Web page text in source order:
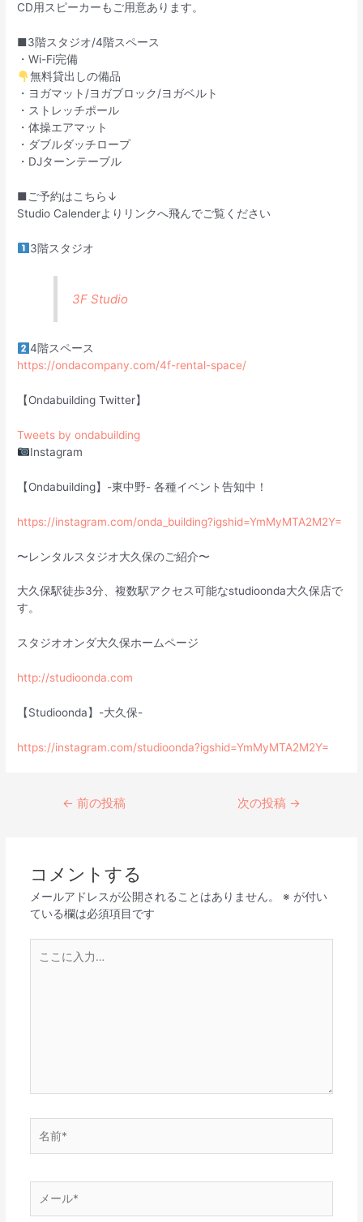
CD用スピーカーもご用意あります。
■3階スタジオ/4階スペース
・Wi-Fi完備
無料貸出しの備品
・ヨガマット/ヨガブロック/ヨガベルト
・ストレッチポール
・体操エアマット
・ダブルダッチロープ
・DJターンテーブル
■ご予約はこちら↓
Studio Calenderよりリンクへ飛んでご覧ください
3階スタジオ
3F Studio
4階スペース
https://ondacompany.com/4f-rental-space/
【Ondabuilding Twitter】
Tweets by ondabuilding
Instagram
【Ondabuilding】-東中野- 各種イベント告知中！
https://instagram.com/onda_building?igshid=YmMyMTA2M2Y=
〜レンタルスタジオ大久保のご紹介〜
大久保駅徒歩3分、複数駅アクセス可能なstudioonda大久保店で
す。
スタジオオンダ大久保ホームページ
http://studioonda.com
【Studioonda】-大久保-
https://instagram.com/studioonda?igshid=YmMyMTA2M2Y=
← 前の投稿 次の投稿 →
コメントする
メールアドレスが公開されることはありません。 ※ が付い
ている欄は必須項目です
前
ー